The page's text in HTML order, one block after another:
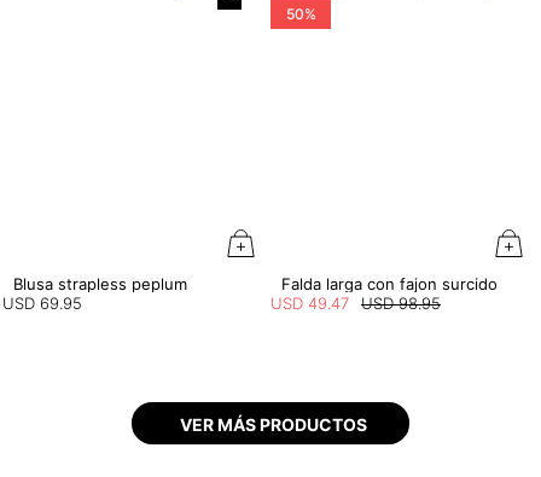
Blusa strapless peplum
USD 69.95
50%
Falda larga con fajon surcido
USD 98.95
USD 49 47